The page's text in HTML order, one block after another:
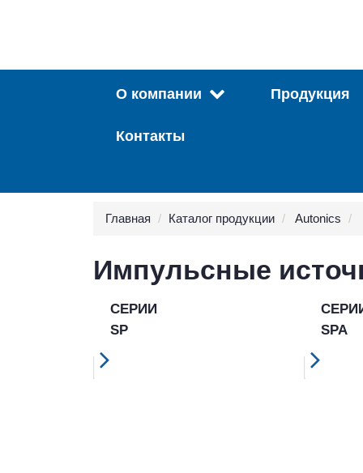
О компании Продукция
Контакты
Главная Каталог продукции Autonics
Импульсные
СЕРИИ
SP
SPA